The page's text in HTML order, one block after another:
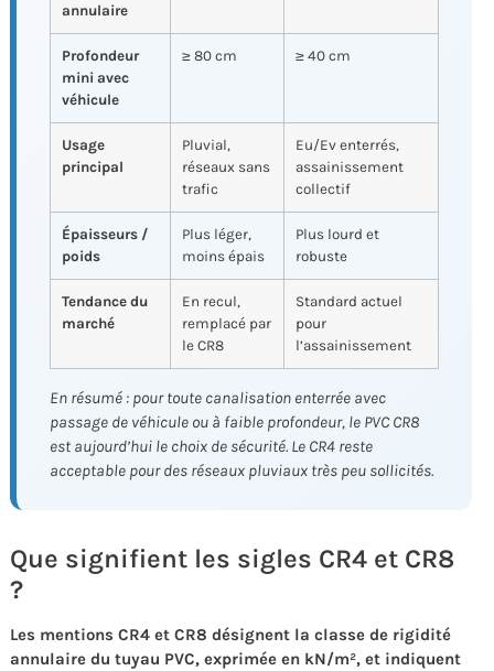
annulaire
Profondeur
mini avec
véhicule
≥ 80 cm ≥ 40 cm
Usage
principal
Pluvial,
réseaux sans
trafic
Eu/Ev enterrés,
assainissement
collectif
Épaisseurs /
poids
Plus léger,
moins épais
Plus lourd et
robuste
Tendance du
marché
En recul,
remplacé par
le CR8
Standard actuel
pour
l’assainissement
En résumé : pour toute canalisation enterrée avec
passage de véhicule ou à faible profondeur, le PVC CR8
est aujourd’hui le choix de sécurité. Le CR4 reste
acceptable pour des réseaux pluviaux très peu sollicités.
Que signifient les sigles CR4 et CR8
?
Les mentions CR4 et CR8 désignent la classe de rigidité
annulaire du tuyau PVC, exprimée en kN/m², et indiquent